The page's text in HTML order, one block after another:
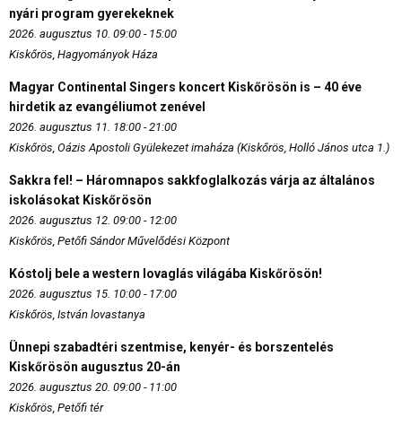
nyári program gyerekeknek
2026. augusztus 10. 09:00 - 15:00
Kiskőrös, Hagyományok Háza
Magyar Continental Singers koncert Kiskőrösön is – 40 éve
hirdetik az evangéliumot zenével
2026. augusztus 11. 18:00 - 21:00
Kiskőrös, Oázis Apostoli Gyülekezet imaháza (Kiskőrös, Holló János utca 1.)
Sakkra fel! – Háromnapos sakkfoglalkozás várja az általános
iskolásokat Kiskőrösön
2026. augusztus 12. 09:00 - 12:00
Kiskőrös, Petőfi Sándor Művelődési Központ
Kóstolj bele a western lovaglás világába Kiskőrösön!
2026. augusztus 15. 10:00 - 17:00
Kiskőrös, István lovastanya
Ünnepi szabadtéri szentmise, kenyér- és borszentelés
Kiskőrösön augusztus 20-án
2026. augusztus 20. 09:00 - 11:00
Kiskőrös, Petőfi tér